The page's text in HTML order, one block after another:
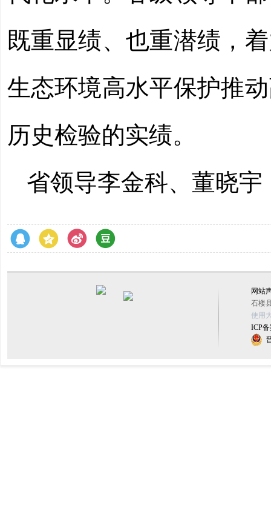
既重显绩、也重潜绩，
生态环境高水平保护推
历史检验的实绩。
省领导李金科、董晓
网站
石楼
使用
ICP